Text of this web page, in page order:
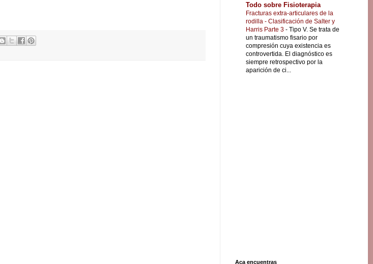
Todo sobre Fisioterapia
Fracturas extra-articulares de la
rodilla - Clasificación de Salter y
Harris Parte 3 - Tipo V. Se trata de
un traumatismo fisario por
compresión cuya existencia es
controvertida. El diagnóstico es
siempre retrospectivo por la
aparición de ci...
Aca encuentras